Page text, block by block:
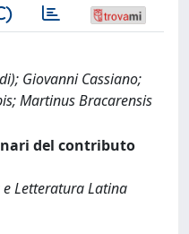
Giovanni Cassiano;
Martinus Bracarensis
del contributo
e Letteratura Latina